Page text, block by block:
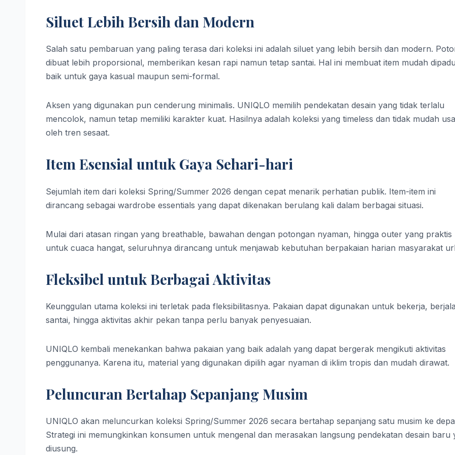
Siluet Lebih Bersih dan Modern
Salah satu pembaruan yang paling terasa dari koleksi ini adalah siluet yang lebih bersih dan modern.
dibuat lebih proporsional, memberikan kesan rapi namun tetap santai. Hal ini membuat item mudah
baik untuk gaya kasual maupun semi-formal.
Aksen yang digunakan pun cenderung minimalis. UNIQLO memilih pendekatan desain yang tidak terlalu
mencolok, namun tetap memiliki karakter kuat. Hasilnya adalah koleksi yang timeless dan tidak mudah
oleh tren sesaat.
Item Esensial untuk Gaya Sehari-hari
Sejumlah item dari koleksi Spring/Summer 2026 dengan cepat menarik perhatian publik. Item-item ini
dirancang sebagai wardrobe essentials yang dapat dikenakan berulang kali dalam berbagai situasi.
Mulai dari atasan ringan yang breathable, bawahan dengan potongan nyaman, hingga outer yang praktis
untuk cuaca hangat, seluruhnya dirancang untuk menjawab kebutuhan berpakaian harian masyarakat
Fleksibel untuk Berbagai Aktivitas
Keunggulan utama koleksi ini terletak pada fleksibilitasnya. Pakaian dapat digunakan untuk bekerja,
santai, hingga aktivitas akhir pekan tanpa perlu banyak penyesuaian.
UNIQLO kembali menekankan bahwa pakaian yang baik adalah yang dapat bergerak mengikuti aktivitas
penggunanya. Karena itu, material yang digunakan dipilih agar nyaman di iklim tropis dan mudah dirawat.
Peluncuran Bertahap Sepanjang Musim
UNIQLO akan meluncurkan koleksi Spring/Summer 2026 secara bertahap sepanjang satu musim ke
Strategi ini memungkinkan konsumen untuk mengenal dan merasakan langsung pendekatan desain baru
diusung.